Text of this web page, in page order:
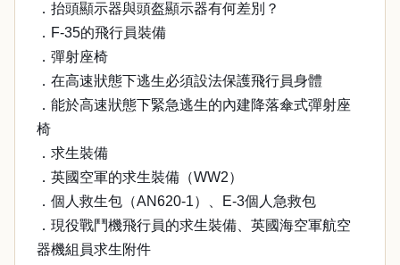
．抬頭顯示器與頭盔顯示器有何差別？
．F-35的飛行員裝備
．彈射座椅
．在高速狀態下逃生必須設法保護飛行員身體
．能於高速狀態下緊急逃生的內建降落傘式彈射座
椅
．求生裝備
．英國空軍的求生裝備（WW2）
．個人救生包（AN620-1）、E-3個人急救包
．現役戰鬥機飛行員的求生裝備、英國海空軍航空
器機組員求生附件